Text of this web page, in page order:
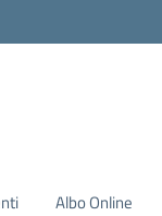
Albo Online